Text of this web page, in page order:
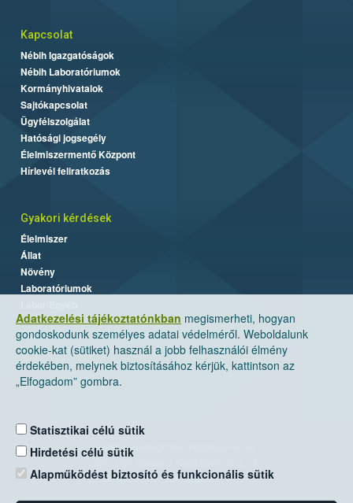
Adatkezelési tájékoztatónkban megismerheti, hogyan
gondoskodunk személyes adatai védelméről. Weboldalunk
cookie-kat (sütiket) használ a jobb felhasználói élmény
érdekében, melynek biztosításához kérjük, kattintson az
„Elfogadom” gombra.
Statisztikai célú sütik
Hirdetési célú sütik
Alapműködést biztosító és funkcionális sütik
Kapcsolat
Nébih Igazgatóságok
Nébih Laboratóriumok
Kormányhivatalok
Sajtókapcsolat
Ügyfélszolgálat
Hatósági jogsegély
Élelmiszermentő Központ
Hírlevél feliratkozás
Gyakori kérdések
Élelmiszer
Állat
Növény
Laboratóriumok
Nemzeti Élelmiszerlánc-biztonsági Hivatal
Levelezési cím: 1525 Budapest. Pf. 30.